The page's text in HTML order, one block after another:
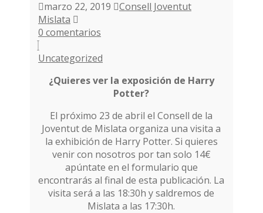
marzo 22, 2019
Consell Joventut
Mislata
0 comentarios
Uncategorized
¿Quieres ver la exposición de Harry
Potter?
El próximo 23 de abril el Consell de la
Joventut de Mislata organiza una visita a
la exhibición de Harry Potter. Si quieres
venir con nosotros por tan solo 14€
apúntate en el formulario que
encontrarás al final de esta publicación. La
visita será a las 18:30h y saldremos de
Mislata a las 17:30h.